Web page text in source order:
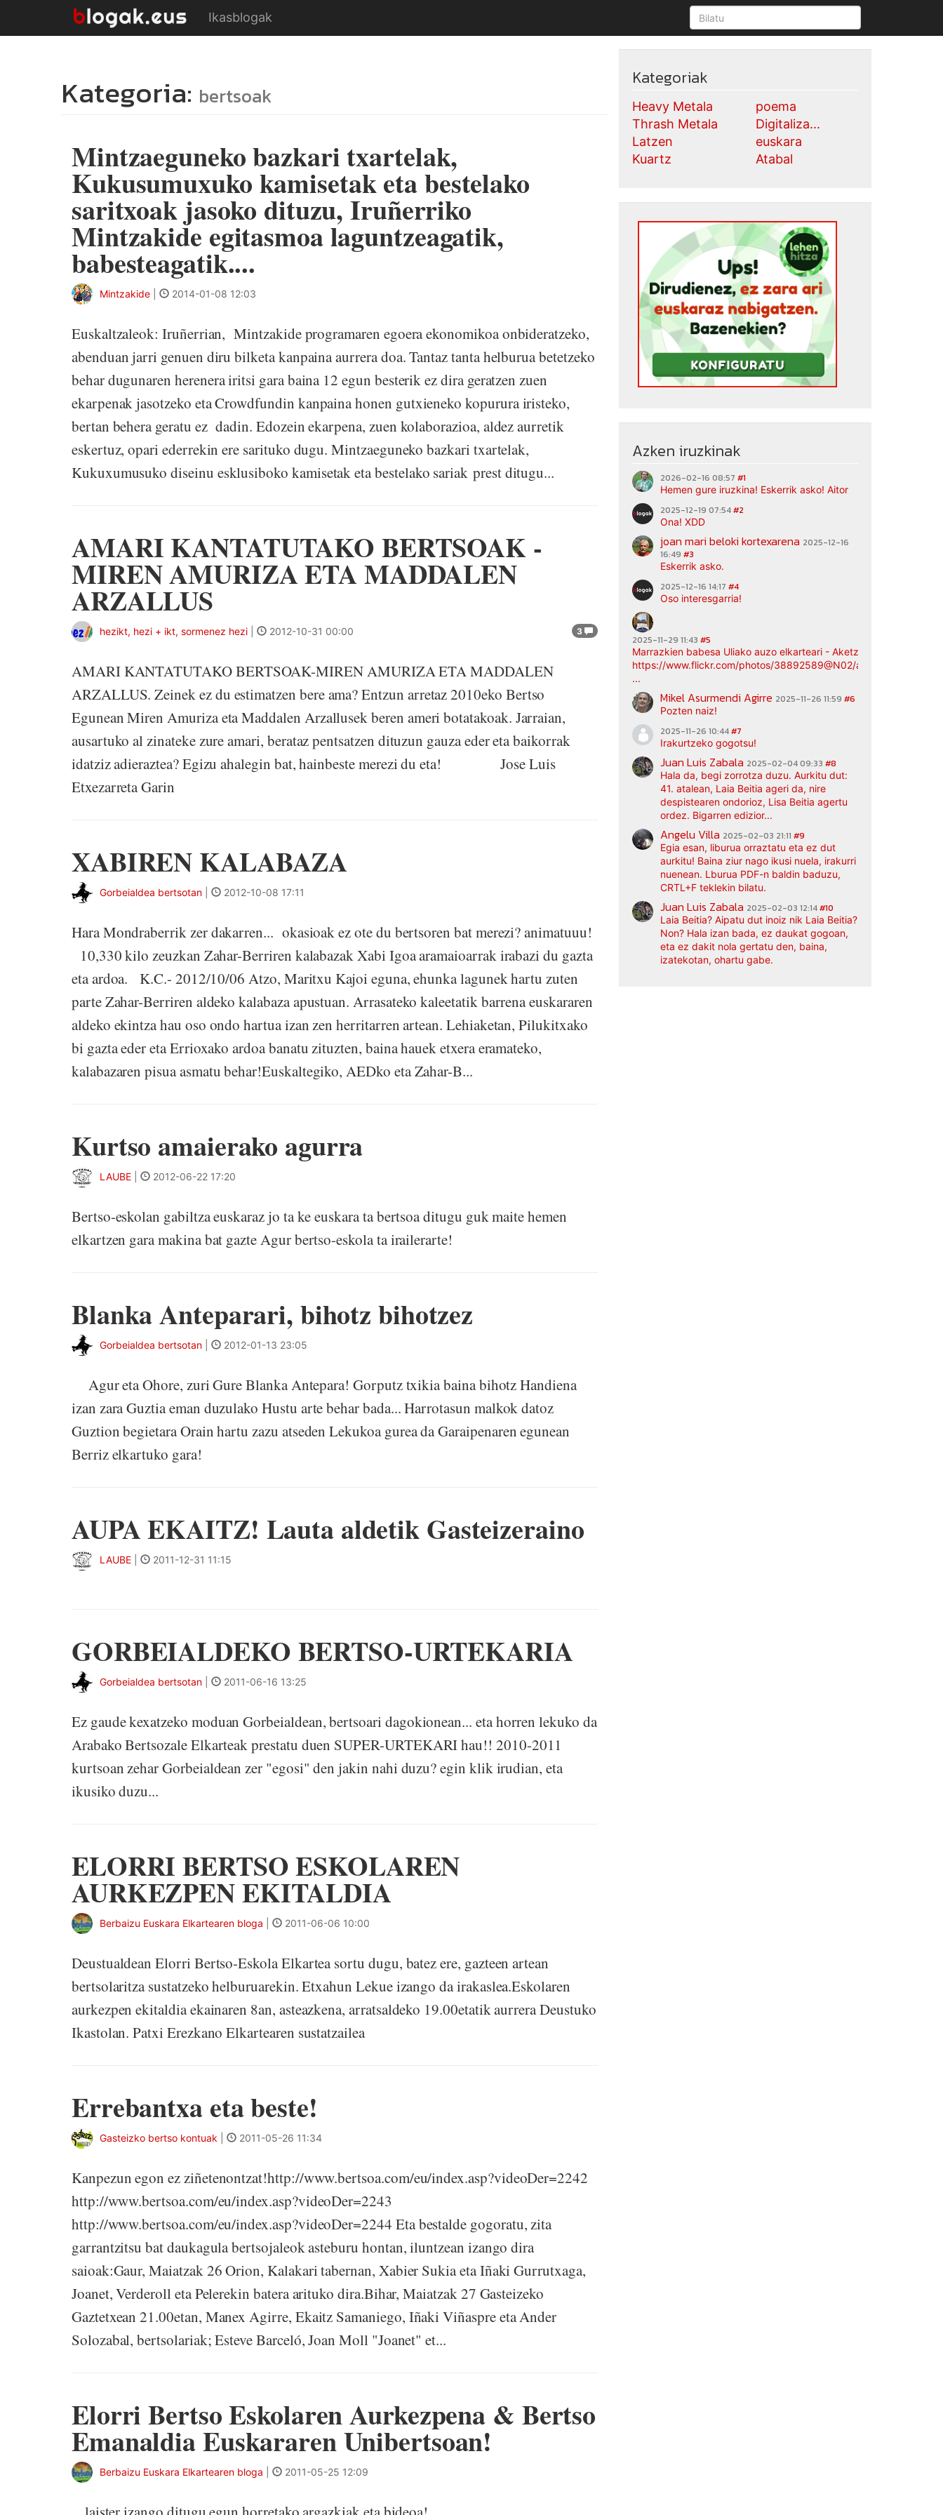
Ikasblogak
Kategoria: bertsoak
Mintzaeguneko bazkari txartelak,
Kukusumuxuko kamisetak eta bestelako
saritxoak jasoko dituzu, Iruñerriko
Mintzakide egitasmoa laguntzeagatik,
babesteagatik....
Mintzakide 2014-01-08 12:03
Euskaltzaleok: Iruñerrian, Mintzakide programaren egoera ekonomikoa onbideratzeko,
abenduan jarri genuen diru bilketa kanpaina aurrera doa. Tantaz tanta helburua betetzeko
behar dugunaren herenera iritsi gara baina 12 egun besterik ez dira geratzen zuen
ekarpenak jasotzeko eta Crowdfundin kanpaina honen gutxieneko kopurura iristeko,
bertan behera geratu ez dadin. Edozein ekarpena, zuen kolaborazioa, aldez aurretik
eskertuz, opari ederrekin ere sarituko dugu. Mintzaeguneko bazkari txartelak,
Kukuxumusuko diseinu esklusiboko kamisetak eta bestelako sariak prest ditugu...
AMARI KANTATUTAKO BERTSOAK -
MIREN AMURIZA ETA MADDALEN
ARZALLUS
3
hezikt, hezi + ikt, sormenez hezi 2012-10-31 00:00
AMARI KANTATUTAKO BERTSOAK-MIREN AMURIZA ETA MADDALEN
ARZALLUS. Zeinek ez du estimatzen bere ama? Entzun arretaz 2010eko Bertso
Egunean Miren Amuriza eta Maddalen Arzallusek beren ameri botatakoak. Jarraian,
ausartuko al zinateke zure amari, berataz pentsatzen dituzun gauza eder eta baikorrak
idatziz adieraztea? Egizu ahalegin bat, hainbeste merezi du eta! Jose Luis
Etxezarreta Garin
XABIREN KALABAZA
Gorbeialdea bertsotan 2012-10-08 17:11
Hara Mondraberrik zer dakarren... okasioak ez ote du bertsoren bat merezi? animatuuu!
10,330 kilo zeuzkan Zahar-Berriren kalabazak Xabi Igoa aramaioarrak irabazi du gazta
eta ardoa. K.C.- 2012/10/06 Atzo, Maritxu Kajoi eguna, ehunka lagunek hartu zuten
parte Zahar-Berriren aldeko kalabaza apustuan. Arrasateko kaleetatik barrena euskararen
aldeko ekintza hau oso ondo hartua izan zen herritarren artean. Lehiaketan, Pilukitxako
bi gazta eder eta Errioxako ardoa banatu zituzten, baina hauek etxera eramateko,
kalabazaren pisua asmatu behar!Euskaltegiko, AEDko eta Zahar-B...
Kurtso amaierako agurra
LAUBE 2012-06-22 17:20
Bertso-eskolan gabiltza euskaraz jo ta ke euskara ta bertsoa ditugu guk maite hemen
elkartzen gara makina bat gazte Agur bertso-eskola ta irailerarte!
Blanka Anteparari, bihotz bihotzez
Gorbeialdea bertsotan 2012-01-13 23:05
Agur eta Ohore, zuri Gure Blanka Antepara! Gorputz txikia baina bihotz Handiena
izan zara Guztia eman duzulako Hustu arte behar bada... Harrotasun malkok datoz
Guztion begietara Orain hartu zazu atseden Lekukoa gurea da Garaipenaren egunean
Berriz elkartuko gara!
AUPA EKAITZ! Lauta aldetik Gasteizeraino
LAUBE 2011-12-31 11:15
GORBEIALDEKO BERTSO-URTEKARIA
Gorbeialdea bertsotan 2011-06-16 13:25
Ez gaude kexatzeko moduan Gorbeialdean, bertsoari dagokionean... eta horren lekuko da
Arabako Bertsozale Elkarteak prestatu duen SUPER-URTEKARI hau!! 2010-2011
kurtsoan zehar Gorbeialdean zer "egosi" den jakin nahi duzu? egin klik irudian, eta
ikusiko duzu...
ELORRI BERTSO ESKOLAREN
AURKEZPEN EKITALDIA
Berbaizu Euskara Elkartearen bloga 2011-06-06 10:00
Deustualdean Elorri Bertso-Eskola Elkartea sortu dugu, batez ere, gazteen artean
bertsolaritza sustatzeko helburuarekin. Etxahun Lekue izango da irakaslea.Eskolaren
aurkezpen ekitaldia ekainaren 8an, asteazkena, arratsaldeko 19.00etatik aurrera Deustuko
Ikastolan. Patxi Erezkano Elkartearen sustatzailea
Errebantxa eta beste!
Gasteizko bertso kontuak 2011-05-26 11:34
Kanpezun egon ez ziñetenontzat!http://www.bertsoa.com/eu/index.asp?videoDer=2242
http://www.bertsoa.com/eu/index.asp?videoDer=2243
http://www.bertsoa.com/eu/index.asp?videoDer=2244 Eta bestalde gogoratu, zita
garrantzitsu bat daukagula bertsojaleok asteburu hontan, iluntzean izango dira
saioak:Gaur, Maiatzak 26 Orion, Kalakari tabernan, Xabier Sukia eta Iñaki Gurrutxaga,
Joanet, Verderoll eta Pelerekin batera arituko dira.Bihar, Maiatzak 27 Gasteizeko
Gaztetxean 21.00etan, Manex Agirre, Ekaitz Samaniego, Iñaki Viñaspre eta Ander
Solozabal, bertsolariak; Esteve Barceló, Joan Moll "Joanet" et...
Elorri Bertso Eskolaren Aurkezpena & Bertso
Emanaldia Euskararen Unibertsoan!
Berbaizu Euskara Elkartearen bloga 2011-05-25 12:09
Kategoriak
Heavy Metala
Thrash Metala
Latzen
Kuartz
poema
Digitaliza...
euskara
Atabal
Azken iruzkinak
2026-02-16 08:57 #1
Hemen gure iruzkina! Eskerrik asko! Aitor
2025-12-19 07:54#2
Ona! XDD
joan mari beloki kortexarena 2025-12-16
16:49 #3
Eskerrik asko.
2025-12-16 14:17 #4
Oso interesgarria!
2025-11-29 11:43 #5
Marrazkien babesa Uliako auzo elkarteari - Aketz etxea (argazki
https://www.flickr.com/photos/38892589@N02/albums/
...
Mikel Asurmendi Agirre 2025-11-26 11:59 #6
Pozten naiz!
2025-11-26 10:44#7
Irakurtzeko gogotsu!
Juan Luis Zabala 2025-02-04 09:33 #8
Hala da, begi zorrotza duzu. Aurkitu dut:
41. atalean, Laia Beitia ageri da, nire
despistearen ondorioz, Lisa Beitia agertu
ordez. Bigarren edizior...
Angelu Villa 2025-02-03 21:11 #9
Egia esan, liburua orraztatu eta ez dut
aurkitu! Baina ziur nago ikusi nuela, irakurri
nuenean. Lburua PDF-n baldin baduzu,
CRTL+F teklekin bilatu.
Juan Luis Zabala 2025-02-03 12:14#10
Laia Beitia? Aipatu dut inoiz nik Laia Beitia?
Non? Hala izan bada, ez daukat gogoan,
eta ez dakit nola gertatu den, baina,
izatekotan, ohartu gabe.